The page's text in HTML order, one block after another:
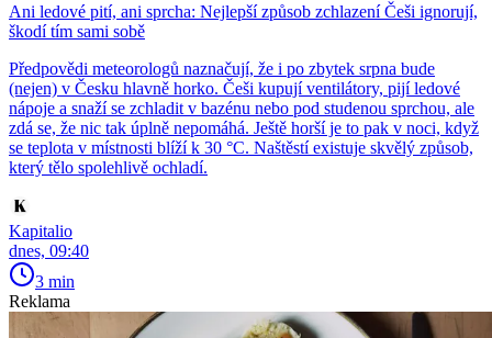
Ani ledové pití, ani sprcha: Nejlepší způsob zchlazení Češi ignorují,
škodí tím sami sobě
Předpovědi meteorologů naznačují, že i po zbytek srpna bude
(nejen) v Česku hlavně horko. Češi kupují ventilátory, pijí ledové
nápoje a snaží se zchladit v bazénu nebo pod studenou sprchou, ale
zdá se, že nic tak úplně nepomáhá. Ještě horší je to pak v noci, když
se teplota v místnosti blíží k 30 °C. Naštěstí existuje skvělý způsob,
který tělo spolehlivě ochladí.
Kapitalio
dnes, 09:40
3 min
Reklama